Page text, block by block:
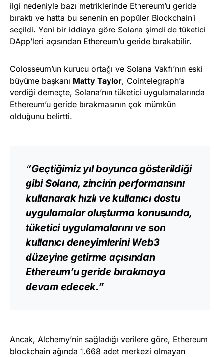
ilgi nedeniyle bazı metriklerinde Ethereum’u geride
bıraktı ve hatta bu senenin en popüler Blockchain’i
seçildi. Yeni bir iddiaya göre Solana şimdi de tüketici
DApp’leri açısından Ethereum’u geride bırakabilir.
Colosseum’un kurucu ortağı ve Solana Vakfı’nın eski
büyüme başkanı Matty Taylor, Cointelegraph’a
verdiği demeçte, Solana’nın tüketici uygulamalarında
Ethereum’u geride bırakmasının çok mümkün
olduğunu belirtti.
“Geçtiğimiz yıl boyunca gösterildiği
gibi Solana, zincirin performansını
kullanarak hızlı ve kullanıcı dostu
uygulamalar oluşturma konusunda,
tüketici uygulamalarını ve son
kullanıcı deneyimlerini Web3
düzeyine getirme açısından
Ethereum’u geride bırakmaya
devam edecek.”
Ancak, Alchemy’nin sağladığı verilere göre, Ethereum
blockchain ağında 1.668 adet merkezi olmayan